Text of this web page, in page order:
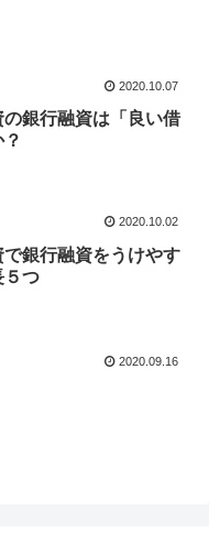
2020.10.07
銀行融資は「良い借
2020.10.02
銀行融資をうけやす
５つ
2020.09.16